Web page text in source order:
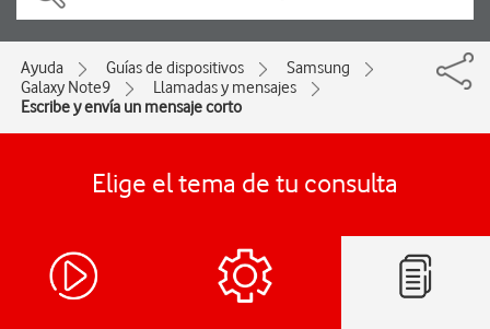
Ayuda Guías de dispositivos
Samsung
Galaxy Note9
Llamadas y mensajes
Escribe y envía un mensaje corto
Elige el tema de tu consulta